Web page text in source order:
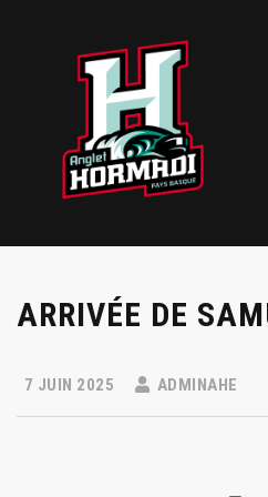
ARRIVÉE DE
7 JUIN 2025 ADMINAHE